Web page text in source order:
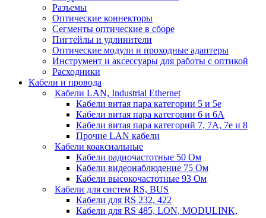
Разъемы
Оптические коннекторы
Сегменты оптические в сборе
Пигтейлы и удлинители
Оптические модули и проходные адаптеры
Инструмент и аксессуары для работы с оптикой
Расходники
Кабели и провода
Кабели LAN, Industrial Ethernet
Кабели витая пара категории 5 и 5е
Кабели витая пара категории 6 и 6A
Кабели витая пара категорий 7, 7А, 7е и 8
Прочие LAN кабели
Кабели коаксиальные
Кабели радиочастотные 50 Ом
Кабели видеонаблюдение 75 Ом
Кабели высокочастотные 93 Ом
Кабели для систем RS, BUS
Кабели для RS 232, 422
Кабели для RS 485, LON, MODULINK,